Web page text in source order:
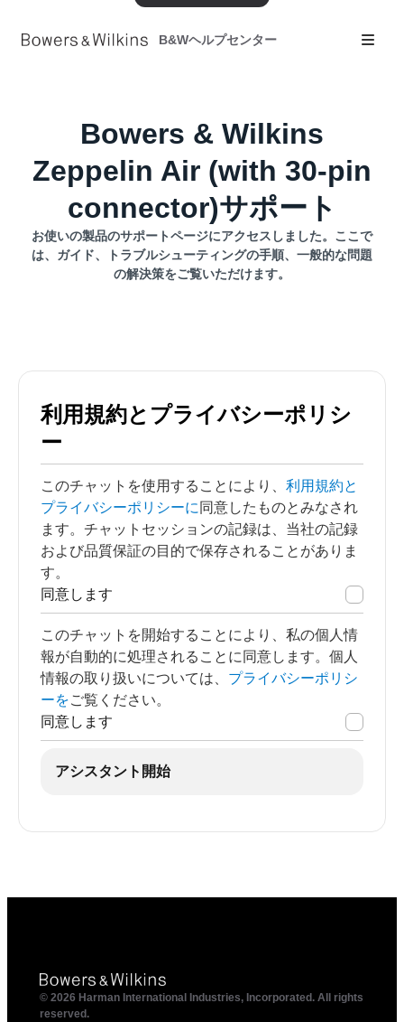
B&Wヘルプセンター
Bowers & Wilkins
Zeppelin Air (with 30-pin
connector)サポート
お使いの製品のサポートページにアクセスしました。ここで
は、ガイド、トラブルシューティングの手順、一般的な問題
の解決策をご覧いただけます。
利用規約とプライバシーポリシ
ー
このチャットを使用することにより、 利用規約と
プライバシーポリシーに 同意したものとみなされ
ます。チャットセッションの記録は、当社の記録
および品質保証の目的で保存されることがありま
す。
同意します
このチャットを開始することにより、私の個人情
報が自動的に処理されることに同意します。個人
情報の取り扱いについては、 プライバシーポリシ
ーをご覧ください。
同意します
アシスタント開始
© 2026 Harman International Industries, Incorporated. All rights
reserved.